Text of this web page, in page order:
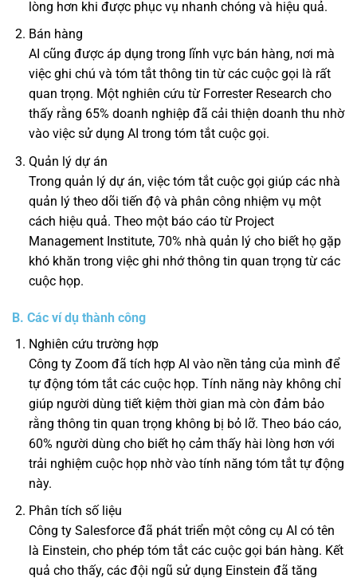
lòng hơn khi được phục vụ nhanh chóng và hiệu quả.
Bán hàng
AI cũng được áp dụng trong lĩnh vực bán hàng, nơi mà
việc ghi chú và tóm tắt thông tin từ các cuộc gọi là rất
quan trọng. Một nghiên cứu từ Forrester Research cho
thấy rằng 65% doanh nghiệp đã cải thiện doanh thu nhờ
vào việc sử dụng AI trong tóm tắt cuộc gọi.
Quản lý dự án
Trong quản lý dự án, việc tóm tắt cuộc gọi giúp các nhà
quản lý theo dõi tiến độ và phân công nhiệm vụ một
cách hiệu quả. Theo một báo cáo từ Project
Management Institute, 70% nhà quản lý cho biết họ gặp
khó khăn trong việc ghi nhớ thông tin quan trọng từ các
cuộc họp.
B. Các ví dụ thành công
Nghiên cứu trường hợp
Công ty Zoom đã tích hợp AI vào nền tảng của mình để
tự động tóm tắt các cuộc họp. Tính năng này không chỉ
giúp người dùng tiết kiệm thời gian mà còn đảm bảo
rằng thông tin quan trọng không bị bỏ lỡ. Theo báo cáo,
60% người dùng cho biết họ cảm thấy hài lòng hơn với
trải nghiệm cuộc họp nhờ vào tính năng tóm tắt tự động
này.
Phân tích số liệu
Công ty Salesforce đã phát triển một công cụ AI có tên
là Einstein, cho phép tóm tắt các cuộc gọi bán hàng. Kết
quả cho thấy, các đội ngũ sử dụng Einstein đã tăng